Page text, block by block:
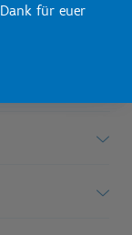
für euer